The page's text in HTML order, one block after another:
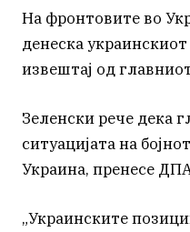
На фронтовите во
денеска
извештај од
Зеленски рече дека
ситуацијата на
Украина, пренесе
„Украинските